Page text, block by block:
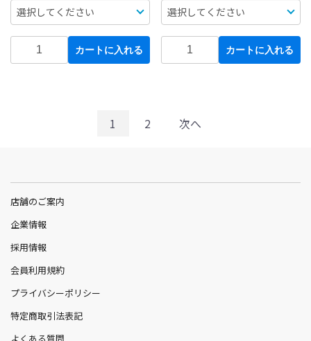
カートに入れる カートに入れる
1 2 次へ
店舗のご案内
企業情報
採用情報
会員利用規約
プライバシーポリシー
特定商取引法表記